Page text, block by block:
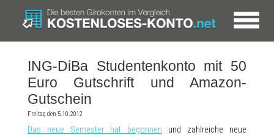
ING-DiBa Studentenkonto mit 50
Euro Gutschrift und Amazon-
Gutschein
Freitag den 5.10.2012
Das neue Semester hat begonnen und zahlreiche neue